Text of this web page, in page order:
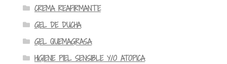
CREMA REAFIRMANTE
GEL DE DUCHA
GEL QUEMAGRASA
HIGIENE PIEL SENSIBLE Y/O ATOPICA